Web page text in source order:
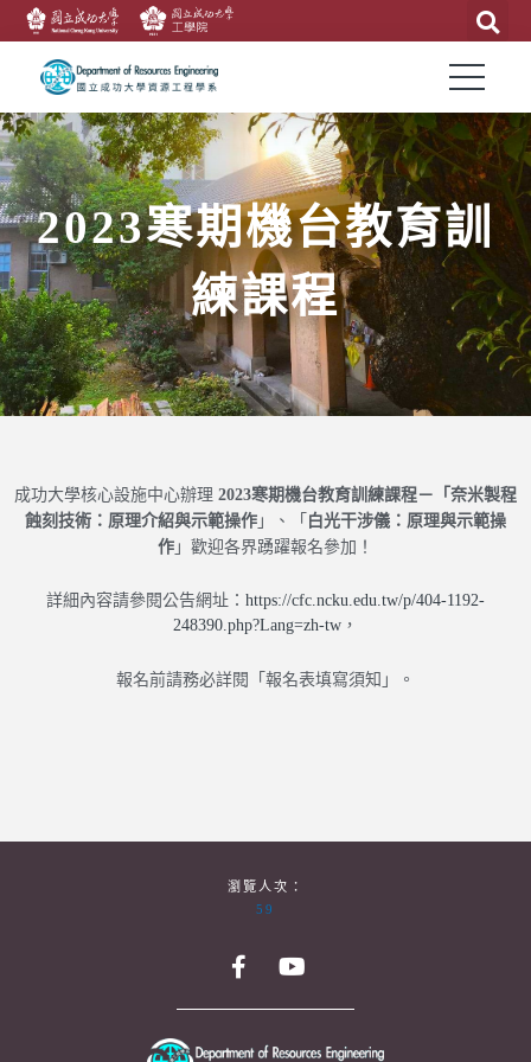
2023寒期機台教育訓
練課程
成功大學核心設施中心辦理 2023寒期機台教育訓練課程－「 奈米製程
蝕刻技術：原理介紹與示範操作 」、「 白光干涉儀：原理與示範操
作 」 歡迎各界踴躍報名參加！
詳細內容請參閱公告網址： https://cfc.ncku.edu.tw/p/404-1192-
248390.php?Lang=zh-tw ，
報名前請務必詳閱「報名表填寫須知」。
瀏覽人次：
59